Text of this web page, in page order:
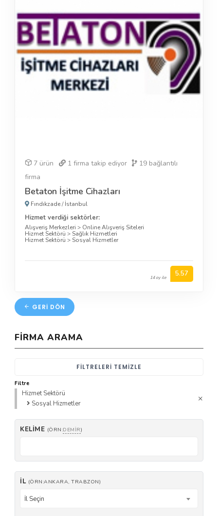
7 ürün 1 firma takip ediyor 19 bağlantılı
firma
Betaton İşitme Cihazları
Fındıkzade/İstanbul
Hizmet verdiği sektörler:
Alışveriş Merkezleri > Online Alışveriş Siteleri
Hizmet Sektörü > Sağlık Hizmetleri
Hizmet Sektörü > Sosyal Hizmetler
14 oy ile 5.57
GERI DÖN
FIRMA ARAMA
FILTRELERI TEMIZLE
Filtre
Hizmet Sektörü
Sosyal Hizmetler
KELIME (ÖRN:DEMIR)
İL (ÖRN:ANKARA, TRABZON)
İl Seçin